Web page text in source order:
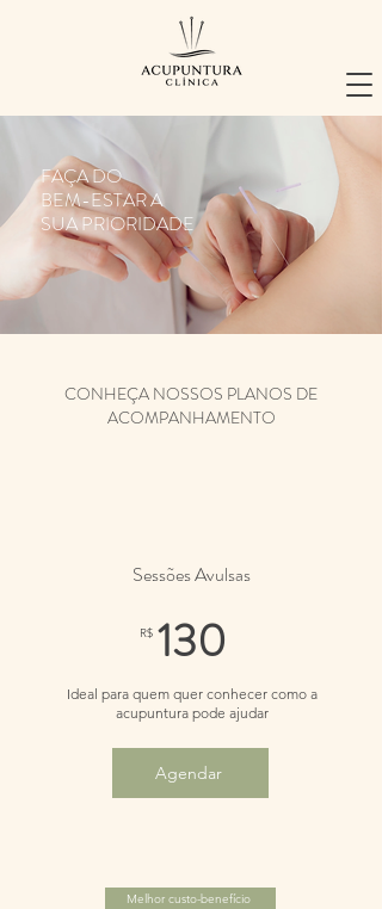
FAÇA DO
BEM-ESTAR A
SUA PRIORIDADE
CONHEÇA NOSSOS PLANOS DE
ACOMPANHAMENTO
Sessões Avulsas
R$ 130
Ideal para quem quer conhecer como a
acupuntura pode ajudar
Agendar
Melhor custo-benefício